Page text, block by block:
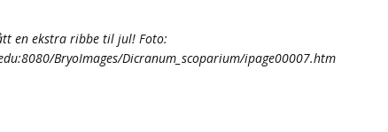
en ekstra ribbe til jul! Foto:
BryoImages/Dicranum_scoparium/ipage00007.htm